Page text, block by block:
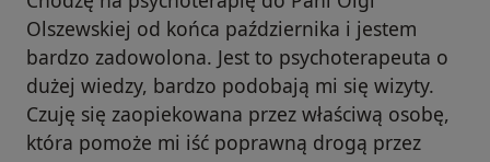
Olszewskiej od końca października i jestem
bardzo zadowolona. Jest to psychoterapeuta o
dużej wiedzy, bardzo podobają mi się wizyty.
Czuję się zaopiekowana przez właściwą osobę,
która pomoże mi iść poprawną drogą przez